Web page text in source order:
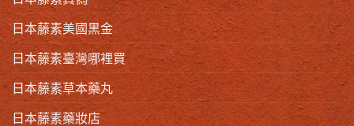
日本藤素美國黑金
日本藤素臺灣哪裡買
日本藤素草本藥丸
日本藤素藥妝店